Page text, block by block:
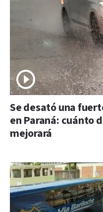
Se desató una
en Paraná: cuánto
mejorará